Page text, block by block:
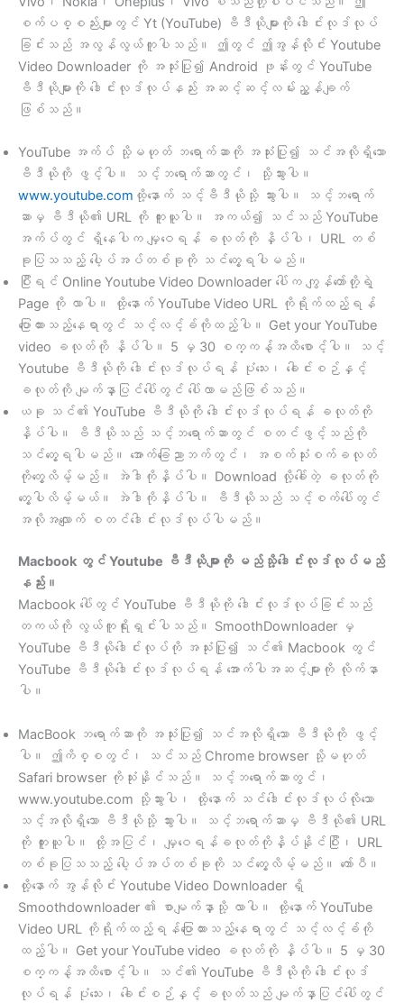
စက်ပစ္စည်းများတွင် Yt (YouTube) ဗီဒီယိုများကို ဒေါင်းလုဒ်လုပ်
ခြင်းသည် အလွန်လွယ်ကူပါသည်။ ဤတွင် ဤအွန်လိုင်း Youtube
Video Downloader ကို အသုံးပြု၍ Android ဖုန်းတွင် YouTube
ဗီဒီယိုများကို ဒေါင်းလုဒ်လုပ်နည်း အဆင့်ဆင့်လမ်းညွှန်ချက်
ဖြစ်သည်။
YouTube အက်ပ် သို့မဟုတ် ဘရောက်ဆာကို အသုံးပြု၍ သင်အလိုရှိသော
ဗီဒီယိုကို ဖွင့်ပါ။ သင့်ဘရောက်ဆာတွင်၊ သို့သွားပါ။
www.youtube.com ထို့နောက် သင့်ဗီဒီယိုသို့ သွားပါ။ သင့်ဘရောက်
ဆာမှ ဗီဒီယို၏ URL ကို ကူးယူပါ။ အကယ်၍ သင်သည် YouTube
အက်ပ်တွင် ရှိနေပါက မျှဝေရန် ခလုတ်ကို နှိပ်ပါ၊ URL တစ်
ခုပြသသည့် ပေါ့ပ်အပ်တစ်ခုကို သင်တွေ့ရပါမည်။
ပြီးရင် Online Youtube Video Downloader ပေါ်က ကျွန်တော်တို့ရဲ့
Page ကို လာပါ။ ထို့နောက် YouTube Video URL ကိုရိုက်ထည့်ရန်
ပြောထားသည့်နေရာတွင် သင့်လင့်ခ်ကိုထည့်ပါ။ Get your YouTube
video ခလုတ်ကို နှိပ်ပါ။ 5 မှ 30 စက္ကန့်အထိစောင့်ပါ။ သင့်
Youtube ဗီဒီယိုကို ဒေါင်းလုဒ်လုပ်ရန် ပုံသေး၊ ခေါင်းစဉ်နှင့်
ခလုတ်ကို မျက်နှာပြင်ပေါ်တွင် ပေါ်လာမည်ဖြစ်သည်။
ယခု သင်၏ YouTube ဗီဒီယိုကို ဒေါင်းလုဒ်လုပ်ရန် ခလုတ်ကို
နှိပ်ပါ။ ဗီဒီယိုသည် သင့်ဘရောက်ဆာတွင် စတင်ဖွင့်သည်ကို
သင်တွေ့ရပါမည်။ အောက်ခြေညာဘက်တွင်၊ အစက်သုံးစက်ခလုတ်
ကိုတွေ့လိမ့်မည်။ အဲဒါကိုနှိပ်ပါ။ Download လို့ခေါ်တဲ့ ခလုတ်ကို
တွေ့ပါလိမ့်မယ်။ အဲဒါကိုနှိပ်ပါ။ ဗီဒီယိုသည် သင့်စက်ပေါ်တွင်
အလိုအလျောက် စတင်ဒေါင်းလုဒ်လုပ်ပါမည်။
Macbook တွင် Youtube ဗီဒီယိုများကို မည်သို့ဒေါင်းလုဒ်လုပ်မည်
နည်း။
Macbook ပေါ်တွင် YouTube ဗီဒီယိုကို ဒေါင်းလုဒ်လုပ်ခြင်းသည်
တကယ်ကို လွယ်ကူရိုးရှင်းပါသည်။ SmoothDownloader မှ
YouTube ဗီဒီယိုဒေါင်းလုပ်ကို အသုံးပြု၍ သင်၏ Macbook တွင်
YouTube ဗီဒီယိုဒေါင်းလုဒ်လုပ်ရန် အောက်ပါအဆင့်များကို လိုက်နာ
ပါ။
MacBook ဘရောက်ဆာကို အသုံးပြု၍ သင်အလိုရှိသော ဗီဒီယိုကို ဖွင့်
ပါ။ ဤကိစ္စတွင်၊ သင်သည် Chrome browser သို့မဟုတ်
Safari browser ကိုသုံးနိုင်သည်။ သင့်ဘရောက်ဆာတွင်၊
www.youtube.com သို့သွားပါ၊ ထို့နောက် သင်ဒေါင်းလုဒ်လုပ်လိုသော
သင့်အလိုရှိသော ဗီဒီယိုသို့ သွားပါ။ သင့်ဘရောက်ဆာမှ ဗီဒီယို၏ URL
ကို ကူးယူပါ။ ထို့အပြင်၊ မျှဝေရန်ခလုတ်ကိုနှိပ်နိုင်ပြီး၊ URL
တစ်ခုပြသသည့် ပေါ့ပ်အပ်တစ်ခုကို သင်တွေ့လိမ့်မည်။ ကော်ပီ။
ထို့နောက် အွန်လိုင်း Youtube Video Downloader ရှိ
Smoothdownloader ၏ စာမျက်နှာသို့ လာပါ။ ထို့နောက် YouTube
Video URL ကိုရိုက်ထည့်ရန်ပြောထားသည့်နေရာတွင် သင့်လင့်ခ်ကို
ထည့်ပါ။ Get your YouTube video ခလုတ်ကို နှိပ်ပါ။ 5 မှ 30
စက္ကန့်အထိစောင့်ပါ။ သင်၏ YouTube ဗီဒီယိုကို ဒေါင်းလုဒ်
လုပ်ရန် ပုံသေး၊ ခေါင်းစဉ်နှင့် ခလုတ်သည် မျက်နှာပြင်ပေါ်တွင်